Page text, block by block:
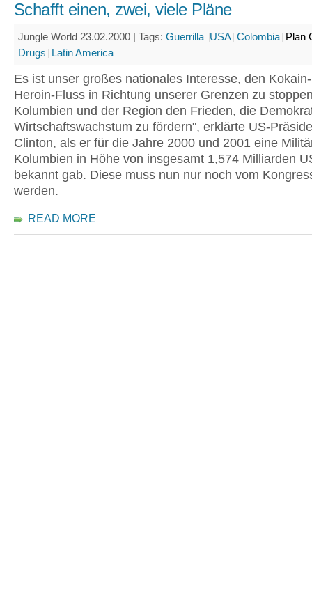
Schafft einen, zwei, viele Pläne
Jungle World 23.02.2000 | Tags: Guerrilla USA Colombia Plan
Drugs Latin America
Es ist unser großes nationales Interesse, den
Heroin-Fluss in Richtung unserer Grenzen zu
Kolumbien und der Region den Frieden, die
Wirtschaftswachstum zu fördern", erklärte US-
Clinton, als er für die Jahre 2000 und 2001 eine
Kolumbien in Höhe von insgesamt 1,574 Milliarden
bekannt gab. Diese muss nun nur noch vom
werden.
READ MORE